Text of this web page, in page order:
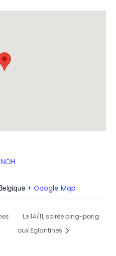
+ Google Map
Le 14/11, soirée ping-pong
aux Eglantines